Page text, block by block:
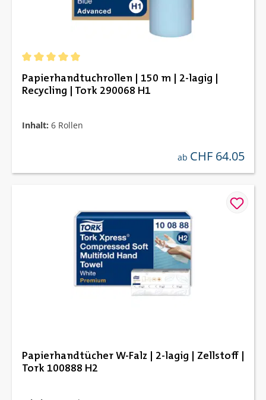
Papierhandtuchrollen | 150 m | 2-lagig |
Recycling | Tork 290068 H1
Inhalt: 6 Rollen
regulärer preis:
ab CHF 64.05
Papierhandtücher W-Falz | 2-lagig | Zellstoff |
Tork 100888 H2